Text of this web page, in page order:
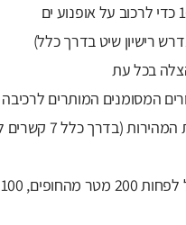
רישיון שיט בדרך כלל)
בכל עת
המסומנים המותרים לרכיבה